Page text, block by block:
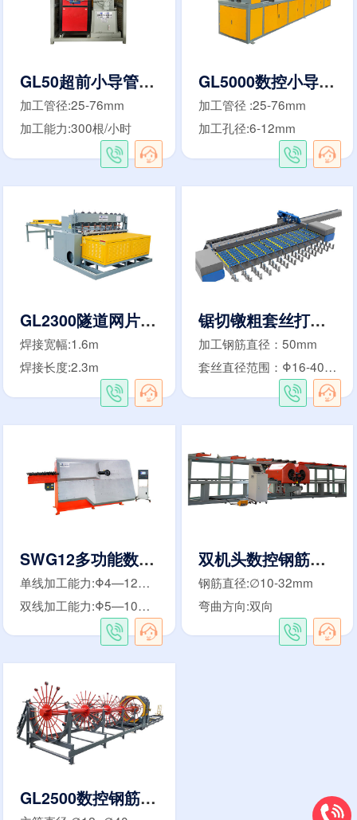
GL50超前小导管尖头机
加工管径:25-76mm
加工能力:300根/小时
GL5000数控小导管冲孔机
加工管径 :25-76mm
加工孔径:6-12mm
GL2300隧道网片焊接机
焊接宽幅:1.6m
焊接长度:2.3m
锯切镦粗套丝打磨生产线
加工钢筋直径：50mm
套丝直径范围：Φ16-40mm
SWG12多功能数控弯箍机
单线加工能力:Φ4—12mm
双线加工能力:Φ5—10mm
双机头数控钢筋弯曲中心
钢筋直径:∅10-32mm
弯曲方向:双向
GL2500数控钢筋笼滚焊机